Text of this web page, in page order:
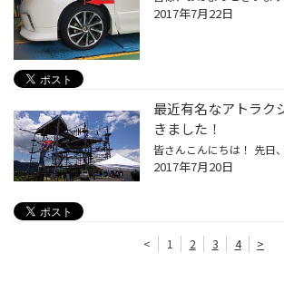
2017年7月22日
最近有名なアトラク
きました！
2017年7月20日
< 1 2 3 4 >